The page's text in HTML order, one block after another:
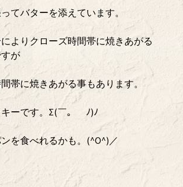
てバターを添えています。
よりクローズ時間帯に焼きあがる
が
帯に焼きあがる事もあります。
ーです。Σ(￣。￣ﾉ)ﾉ
を食べれるかも。(^O^)／